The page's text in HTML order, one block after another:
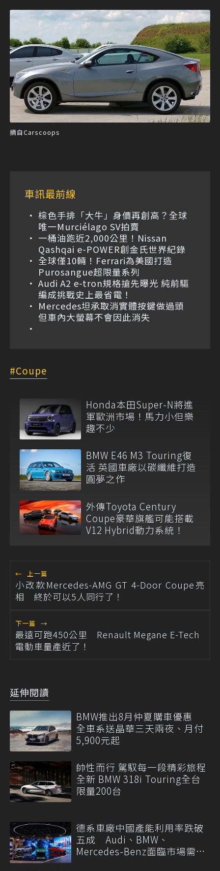
摘自Carscoops
車訊最前線
棕色手排「大牛」身價再創高？全球
唯一Murciélago SV拍賣
一桶油跑近2,000公里！Nissan
Qashqai e-POWER創金氏世界紀錄
全球僅10輛！Ferrari為美國打造
Purosangue超限量系列
Audi A2 e-tron規格搶先曝光 純前驅
編成挑戰史上最省電！
Mercedes坦承取消實體按鍵做過頭
但車內大螢幕不會因此消失
Coupe
Honda本田Super-N將進
軍歐洲市場！馬力小但樂
趣不少
BMW E46 M3 Touring復
活 英國車廠以碳纖維打造
圓夢之作
外傳Toyota Century
Coupe豪華旗艦可能搭載
V12 Hybrid動力系統！
← 上一篇
小改款Mercedes-AMG GT 4-Door Coupe亮
相 終於可以5人同行了！
下一篇 →
最遠可跑450公里 Renault Megane E-Tech
電動車量產近了！
延伸閱讀
BMW推出8月仲夏購車優惠
全車系送晶華三天兩夜、月付
5,900元起
帥性而行 駕馭每一段精彩旅程
全新 BMW 318i Touring全台
限量200台
德系車廠中國產能利用率跌破
五成 Audi、BMW、
Mercedes-Benz面臨市場需求